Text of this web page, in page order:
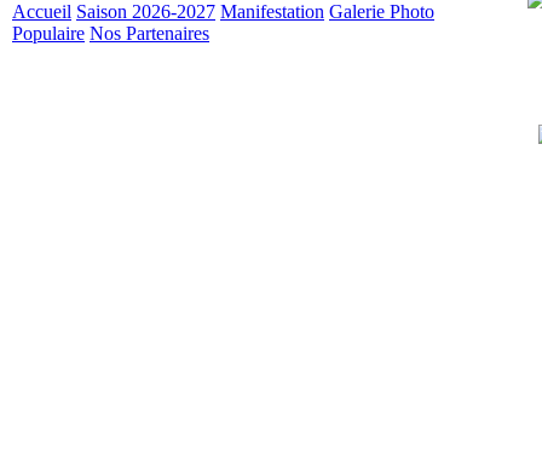
Accueil Saison 2026-2027 Manifestation Galerie Photo
Populaire Nos Partenaires